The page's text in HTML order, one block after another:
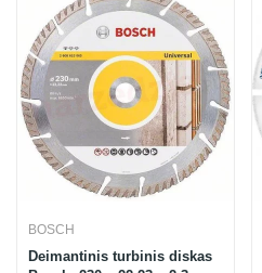
BOSCH
Deimantinis turbinis diskas